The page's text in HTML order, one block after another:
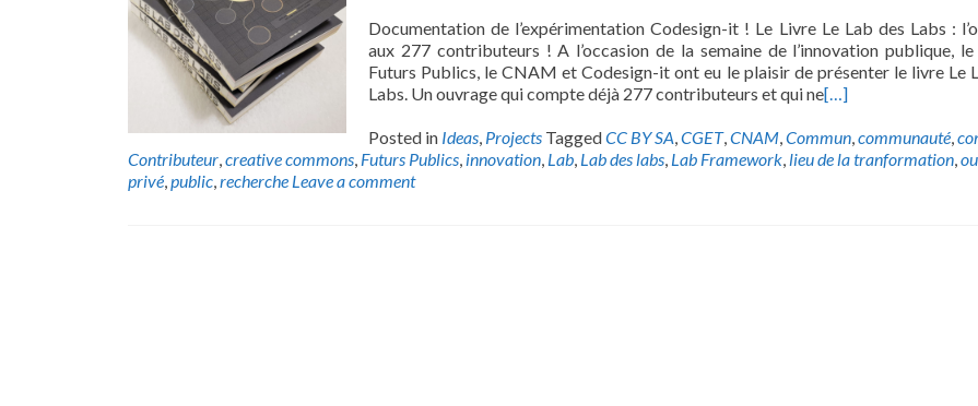
Documentation de l’expérimentation Codesign-it ! Le Livre Le Lab des Labs :
aux 277 contributeurs ! A l’occasion de la semaine de l’innovation publique, le
Futurs Publics, le CNAM et Codesign-it ont eu le plaisir de présenter le livre Le
Labs. Un ouvrage qui compte déjà 277 contributeurs et qui ne[…]
Posted in Ideas, Projects TaggedCC BY SA,CGET,CNAM,Commun,communauté,
Contributeur,creative commons, Futurs Publics, innovation, Lab, Lab des labs, Lab Framework, lieu de la tranformation,
privé,public,recherche Leave a comment